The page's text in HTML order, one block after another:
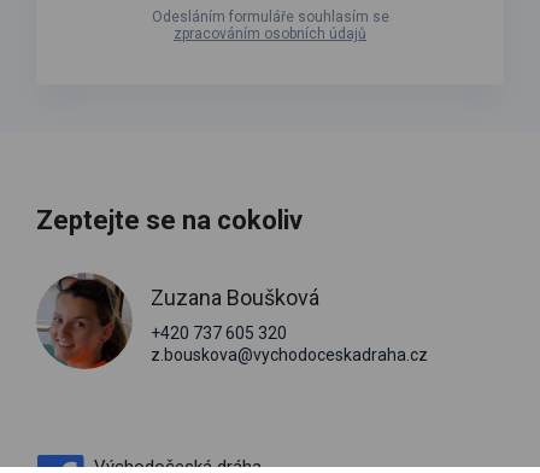
Odesláním formuláře souhlasím se
zpracováním osobních údajů
Zeptejte se na cokoliv
Zuzana Boušková
+420 737 605 320
z.bouskova@vychodoceskadraha.cz
Východočeská dráha